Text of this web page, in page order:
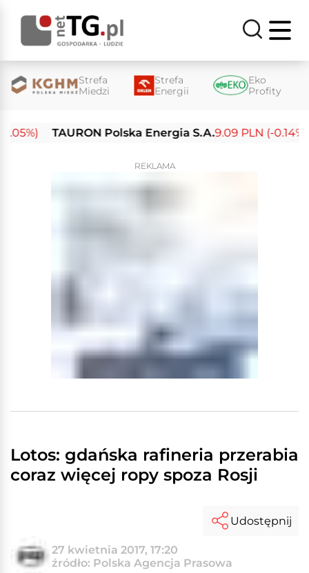
Strefa
Miedzi
Strefa
Energii
Eko
Profity
TAURON Polska Energia S.A.9.09 PLN (-0.14%)
REKLAMA
Lotos: gdańska rafineria przerabia
coraz więcej ropy spoza Rosji
27 kwietnia 2017, 17:20
źródło: Polska Agencja Prasowa
Udostępnij